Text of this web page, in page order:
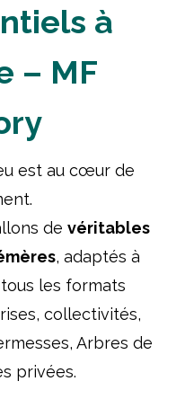
à
– MF
est au cœur de
de véritables
, adaptés à
les formats
collectivités,
Arbres de
privées.